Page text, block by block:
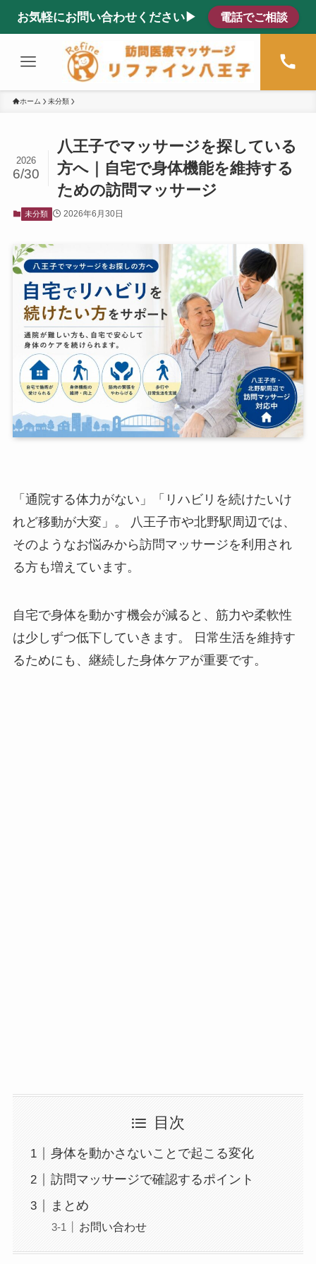
お気軽にお問い合わせください▶ 電話でご相談
ホーム 未分類
八王子でマッサージを探している
方へ｜自宅で身体機能を維持する
ための訪問マッサージ
2026
6/30
未分類 2026年6月30日
「通院する体力がない」「リハビリを続けたいけ
れど移動が大変」。 八王子市や北野駅周辺では、
そのようなお悩みから訪問マッサージを利用され
る方も増えています。
自宅で身体を動かす機会が減ると、筋力や柔軟性
は少しずつ低下していきます。 日常生活を維持す
るためにも、継続した身体ケアが重要です。
目次
身体を動かさないことで起こる変化
訪問マッサージで確認するポイント
まとめ
お問い合わせ